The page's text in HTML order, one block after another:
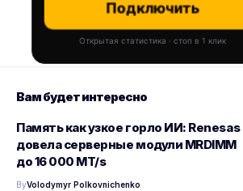
Подключить
Открытая статистика · стоп в 1 клик
Вам будет интересно
Память как узкое горло ИИ: Renesas
довела серверные модули MRDIMM
до 16 000 MT/s
ByVolodymyr Polkovnichenko